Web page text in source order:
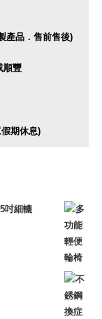
產品．售前售後)
順豐
期休息)
吋細轆